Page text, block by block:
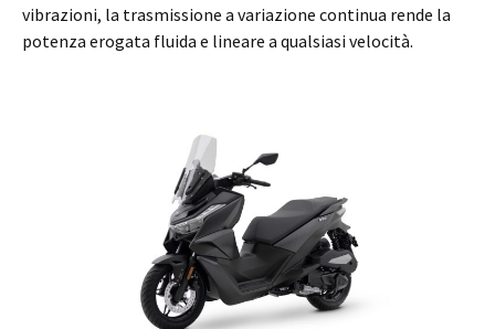
vibrazioni, la trasmissione a variazione continua rende la
potenza erogata fluida e lineare a qualsiasi velocità.